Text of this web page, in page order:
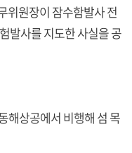
위원장이 잠수함발사 전
발사를 지도한 사실을 공
해상공에서 비행해 섬 목